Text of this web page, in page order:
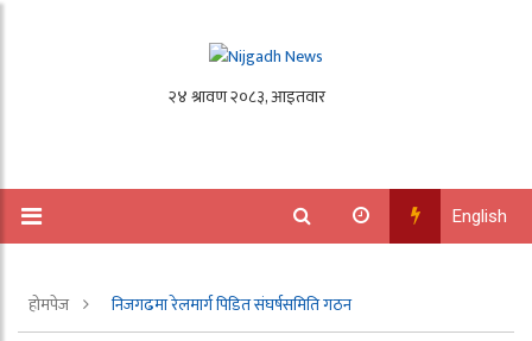
English
होमपेज निजगढमा रेलमार्ग पिडित संघर्षसमिति गठन